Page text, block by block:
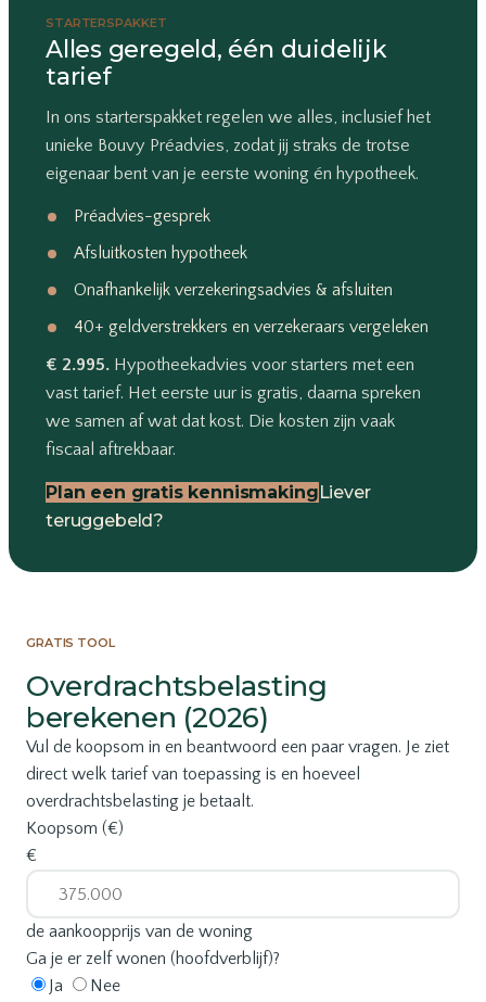
STARTERSPAKKET
Alles geregeld, één duidelijk
tarief
In ons starterspakket regelen we alles, inclusief het
unieke Bouvy Préadvies, zodat jij straks de trotse
eigenaar bent van je eerste woning én hypotheek.
Préadvies-gesprek
Afsluitkosten hypotheek
Onafhankelijk verzekeringsadvies & afsluiten
40+ geldverstrekkers en verzekeraars vergeleken
€ 2.995. Hypotheekadvies voor starters met een
vast tarief. Het eerste uur is gratis, daarna spreken
we samen af wat dat kost. Die kosten zijn vaak
fiscaal aftrekbaar.
Plan een gratis kennismakingLiever
teruggebeld?
GRATIS TOOL
Overdrachtsbelasting
berekenen (2026)
Vul de koopsom in en beantwoord een paar vragen. Je ziet
direct welk tarief van toepassing is en hoeveel
overdrachtsbelasting je betaalt.
Koopsom (€)
€
de aankoopprijs van de woning
Ga je er zelf wonen (hoofdverblijf)?
Ja
Nee